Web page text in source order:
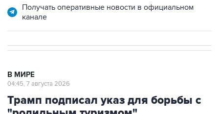
Трамп подписал указ для борьбы с
"родильным туризмом"